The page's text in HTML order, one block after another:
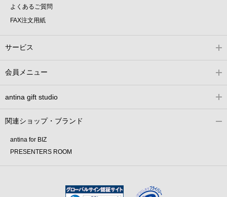
よくあるご質問
FAX注文用紙
サービス
会員メニュー
antina gift studio
関連ショップ・ブランド
antina for BIZ
PRESENTERS ROOM